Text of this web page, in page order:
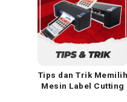
Tips dan Trik Memilih
Mesin Label Cutting